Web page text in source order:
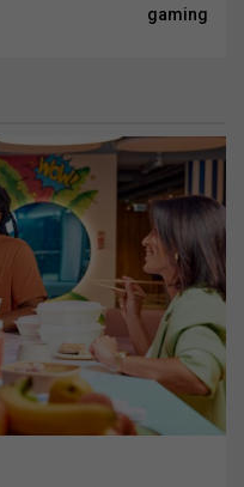
gaming